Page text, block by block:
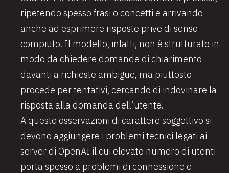
ripetendo spesso frasi o concetti e arrivando
anche ad esprimere risposte prive di senso
compiuto. Il modello, infatti, non è strutturato in
modo da chiedere domande di chiarimento
davanti a richieste ambigue, ma piuttosto
procede per tentativi, cercando di indovinare la
risposta alla domanda dell’utente.
A queste osservazioni di carattere soggettivo si
devono aggiungere i problemi tecnici legati ai
server di OpenAI il cui elevato numero di utenti
porta spesso a problemi di connessione e